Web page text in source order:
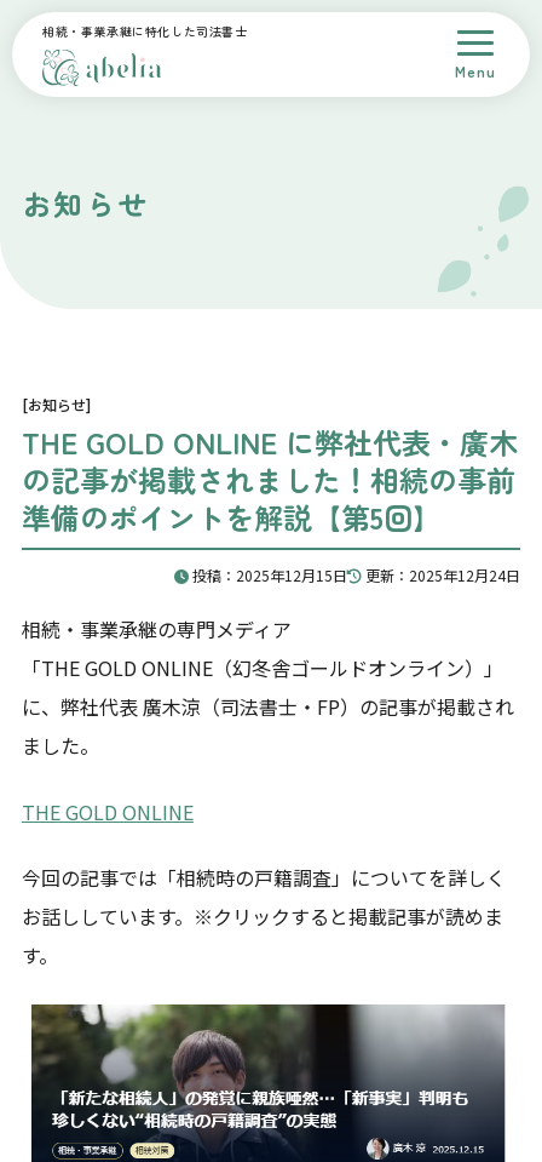
相続・事業承継に特化した司法書士
Menu
お知らせ
[お知らせ]
THE GOLD ONLINE に弊社代表・廣木
の記事が掲載されました！相続の事前
準備のポイントを解説【第5回】
投稿：2025年12月15日 更新：2025年12月24日
相続・事業承継の専門メディア
「THE GOLD ONLINE（幻冬舎ゴールドオンライン）」
に、弊社代表 廣木涼（司法書士・FP）の記事が掲載され
ました。
THE GOLD ONLINE
今回の記事では「相続時の戸籍調査」についてを詳しく
お話ししています。※クリックすると掲載記事が読めま
す。
トップページ
料金
解決事例
プライバシーポリシー
お問合せ
司法書士法人アベリアは、恵比寿駅徒歩2分の相続・事業
承継に特化した司法書士法人です。
相続相談2,000件以上、家族信託300件以上の実績があ
り、生前対策から相続発生後の手続きまでワンストップ
ご質問やご相談がございましたら、お気軽にお問合せく
専門スタッフが丁寧に対応いたします。
お問合せフォーム
24時間365日受付